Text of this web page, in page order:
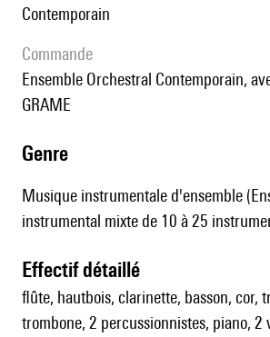
Contemporain
Commande
Ensemble Orchestral Contemporain, avec le soutien de
GRAME
genre
Musique instrumentale d'ensemble
instrumental mixte de 10 à 25
effectif détaillé
flûte, hautbois, clarinette, basson, cor,
trombone, 2 percussionnistes, piano, 2